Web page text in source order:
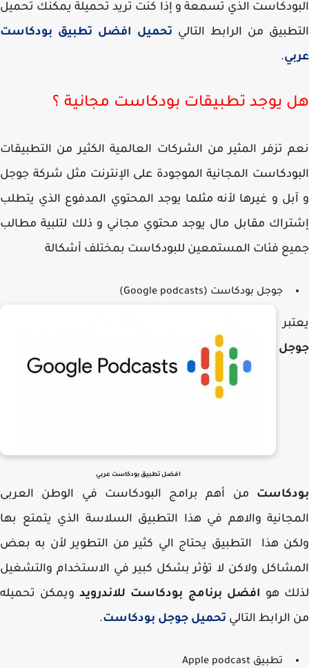
الذي تسمعة و إذا كنت تريد تحميلة يمكنك تحميل
من الرابط التالي تحميل افضل تطبيق بودكاست
.
يوجد تطبيقات بودكاست مجانية ؟
تزفر المثير من الشركات العالمية الكثير من التطبيقات
المجانية الموجودة على الإنترنت مثل شركة جوجل
و غيرها لأنه مثلما يوجد المحتوي المدفوع الذي يتطلب
مقابل مال يوجد محتوي مجاني و ذلك لتلبية مطالب
فئات المستمعين للبودكاست بمختلف أشكالة
جوجل بودكاست (Google podcasts)
افضل تطبيق بودكاست عربي
من أهم برامج البودكاست في الوطن العربى
والاهم في هذا التطبيق السلاسة الذي يتمتع بها
هذا التطبيق يحتاج الي كثير من التطوير لأن به بعض
ولاكن لا تؤثر بشكل كبير في الاستخدام والتشغيل
هوافضل برنامج بودكاست للاندرويدويمكن تحميله
التاليتحميل جوجل بودكاست.
تطبيق Apple podcast